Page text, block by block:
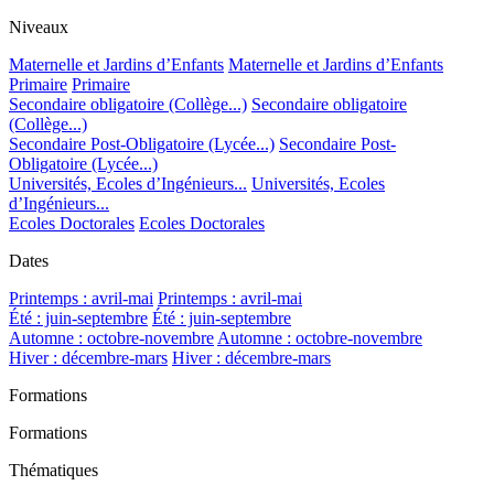
Niveaux
Maternelle et Jardins d’Enfants Maternelle et Jardins d’Enfants
Primaire Primaire
Secondaire obligatoire (Collège...) Secondaire obligatoire
(Collège...)
Secondaire Post-Obligatoire (Lycée...) Secondaire Post-
Obligatoire (Lycée...)
Universités, Ecoles d’Ingénieurs... Universités, Ecoles
d’Ingénieurs...
Ecoles Doctorales Ecoles Doctorales
Dates
Printemps : avril-mai Printemps : avril-mai
Été : juin-septembre Été : juin-septembre
Automne : octobre-novembre Automne : octobre-novembre
Hiver : décembre-mars Hiver : décembre-mars
Formations
Formations
Thématiques